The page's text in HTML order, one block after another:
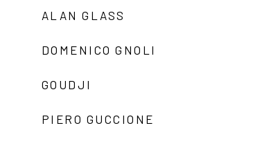
ALAN GLASS
DOMENICO GNOLI
GOUDJI
PIERO GUCCIONE